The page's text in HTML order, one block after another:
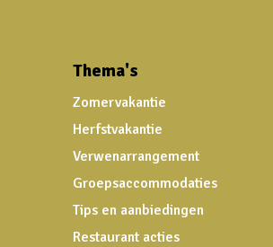
Thema's
Zomervakantie
Herfstvakantie
Verwenarrangement
Groepsaccommodaties
Tips en aanbiedingen
Restaurant acties